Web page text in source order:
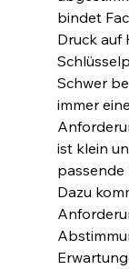
bindet
Druck auf
Schwer
immer
ist klein
passende
Dazu